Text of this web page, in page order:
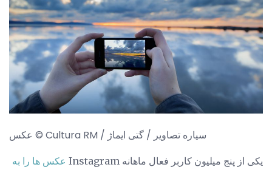
عکس © Cultura RM / سیاره تصاویر / گتی ایماژ
یکی از پنج میلیون کاربر فعال ماهانه Instagram
عکس ها را به